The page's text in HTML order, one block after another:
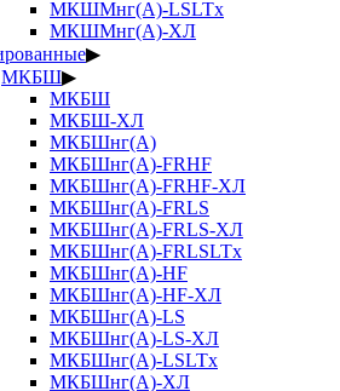
МКШМнг(А)-LSLTx
МКШМнг(А)-ХЛ
▶
МКБШ▶
МКБШ
МКБШ-ХЛ
МКБШнг(А)
МКБШнг(А)-FRHF
МКБШнг(А)-FRHF-ХЛ
МКБШнг(А)-FRLS
МКБШнг(А)-FRLS-ХЛ
МКБШнг(А)-FRLSLTx
МКБШнг(А)-HF
МКБШнг(А)-HF-ХЛ
МКБШнг(А)-LS
МКБШнг(А)-LS-ХЛ
МКБШнг(А)-LSLTx
МКБШнг(А)-ХЛ